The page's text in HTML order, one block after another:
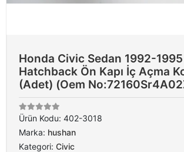
Honda Civic Sedan 1992-
Hatchback Ön Kapı İç Açma
(Adet) (Oem
Ürün Kodu: 402-3018
Marka: hushan
Kategori: Civic